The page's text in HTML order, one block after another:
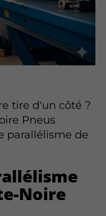
tire d'un côté ?
Pneus
parallélisme de
Noire